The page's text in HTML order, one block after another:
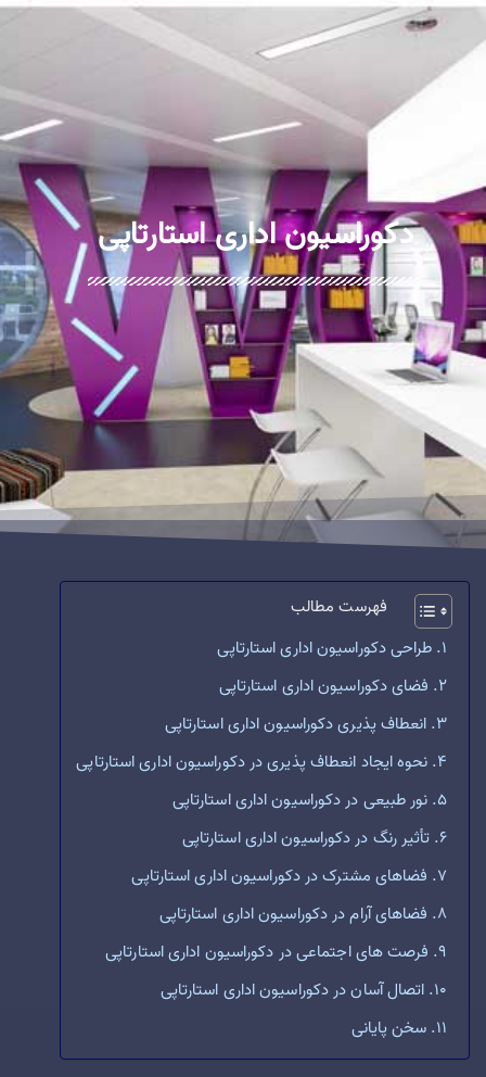
دکوراسیون اداری استارتاپی
فهرست مطالب
طراحی دکوراسیون اداری استارتاپی
فضای دکوراسیون اداری استارتاپی
انعطاف پذیری دکوراسیون اداری استارتاپی
نحوه ایجاد انعطاف پذیری در دکوراسیون اداری استارتاپی
نور طبیعی در دکوراسیون اداری استارتاپی
تأثیر رنگ در دکوراسیون اداری استارتاپی
فضاهای مشترک در دکوراسیون اداری استارتاپی
فضاهای آرام در دکوراسیون اداری استارتاپی
فرصت های اجتماعی در دکوراسیون اداری استارتاپی
اتصال آسان در دکوراسیون اداری استارتاپی
سخن پایانی